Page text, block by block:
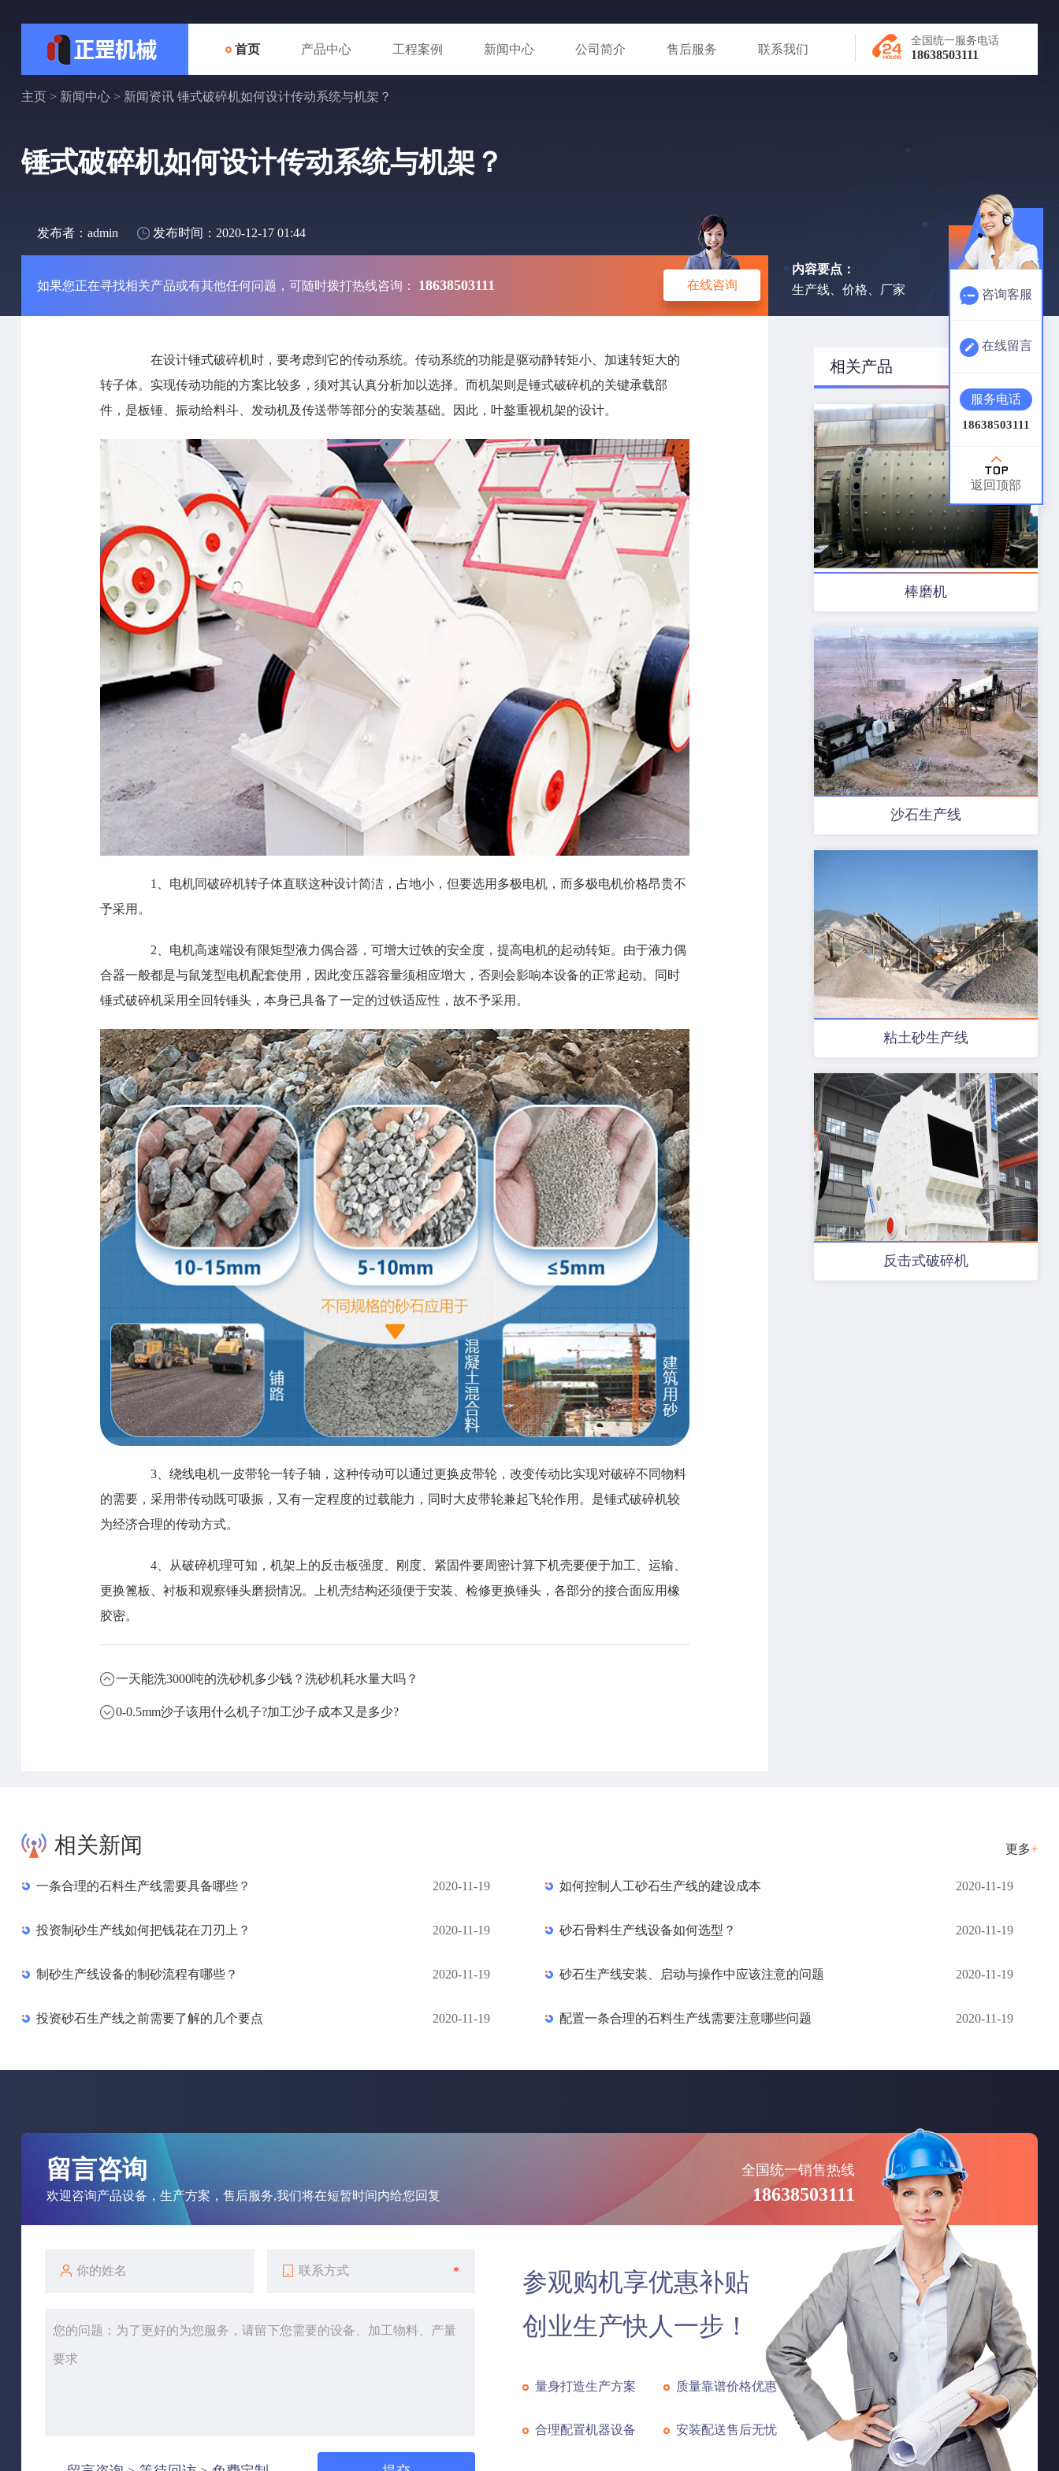
首页 产品中心 工程案例 新闻中心 公司简介 售后服务 联系我们
全国统一服务电话
18638503111
主页> 新闻中心> 新闻资讯锤式破碎机如何设计传动系统与机架？
锤式破碎机如何设计传动系统与机架？
发布者：admin 发布时间：2020-12-17 01:44
如果您正在寻找相关产品或有其他任何问题，可随时拨打热线咨询： 18638503111 在线咨询
内容要点：
生产线、价格、厂家
在设计锤式破碎机时，要考虑到它的传动系统。传动系统的功能是驱动静转矩小、加速转矩大的
转子体。实现传动功能的方案比较多，须对其认真分析加以选择。而机架则是锤式破碎机的关键承载部
件，是板锤、振动给料斗、发动机及传送带等部分的安装基础。因此，叶鏊重视机架的设计。
1、电机同破碎机转子体直联这种设计简洁，占地小，但要选用多极电机，而多极电机价格昂贵不
予采用。
2、电机高速端设有限矩型液力偶合器，可增大过铁的安全度，提高电机的起动转矩。由于液力偶
合器一般都是与鼠笼型电机配套使用，因此变压器容量须相应增大，否则会影响本设备的正常起动。同时
锤式破碎机采用全回转锤头，本身已具备了一定的过铁适应性，故不予采用。
3、绕线电机一皮带轮一转子轴，这种传动可以通过更换皮带轮，改变传动比实现对破碎不同物料
的需要，采用带传动既可吸振，又有一定程度的过载能力，同时大皮带轮兼起飞轮作用。是锤式破碎机较
为经济合理的传动方式。
4、从破碎机理可知，机架上的反击板强度、刚度、紧固件要周密计算下机壳要便于加工、运输、
更换篦板、衬板和观察锤头磨损情况。上机壳结构还须便于安装、检修更换锤头，各部分的接合面应用橡
胶密。
一天能洗3000吨的洗砂机多少钱？洗砂机耗水量大吗？
0-0.5mm沙子该用什么机子?加工沙子成本又是多少?
相关产品
棒磨机
沙石生产线
粘土砂生产线
反击式破碎机
相关新闻 更多+
一条合理的石料生产线需要具备哪些？ 2020-11-19 如何控制人工砂石生产线的建设成本 2020-11-19
投资制砂生产线如何把钱花在刀刃上？ 2020-11-19 砂石骨料生产线设备如何选型？ 2020-11-19
制砂生产线设备的制砂流程有哪些？ 2020-11-19 砂石生产线安装、启动与操作中应该注意的问题 2020-11-19
投资砂石生产线之前需要了解的几个要点 2020-11-19 配置一条合理的石料生产线需要注意哪些问题 2020-11-19
留言咨询
欢迎咨询产品设备，生产方案，售后服务,我们将在短暂时间内给您回复
全国统一销售热线
18638503111
*
参观购机享优惠补贴
创业生产快人一步！
量身打造生产方案 质量靠谱价格优惠
合理配置机器设备 安装配送售后无忧
咨询客服
在线留言
服务电话
18638503111
返回顶部